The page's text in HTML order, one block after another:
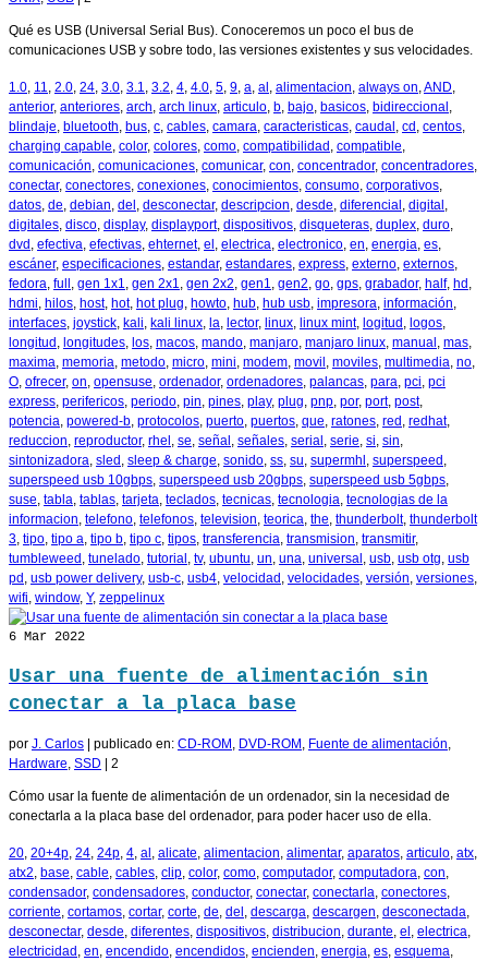
Qué es USB (Universal Serial Bus). Conoceremos un poco el bus de
comunicaciones USB y sobre todo, las versiones existentes y sus velocidades.
1.0, 11, 2.0, 24, 3.0, 3.1, 3.2, 4, 4.0, 5, 9, a, al , alimentacion, always on,AND,
anterior, anteriores, arch, arch linux, articulo, b, bajo, basicos, bidireccional ,
blindaje, bluetooth, bus, c, cables, camara, caracteristicas, caudal , cd , centos,
charging capable, color, colores, como, compatibilidad , compatible,
comunicación, comunicaciones, comunicar, con, concentrador, concentradores,
conectar, conectores, conexiones, conocimientos, consumo, corporativos,
datos, de, debian, del , desconectar, descripcion, desde, diferencial , digital ,
digitales, disco, display, displayport, dispositivos, disqueteras, duplex, duro,
dvd , efectiva, efectivas, ehternet, el , electrica, electronico, en, energia, es,
escáner, especificaciones, estandar, estandares, express, externo, externos,
fedora, full , gen 1x1, gen 2x1, gen 2x2, gen1, gen2, go, gps, grabador, half, hd ,
hdmi, hilos, host, hot, hot plug, howto, hub, hub usb, impresora, información,
interfaces, joystick, kali, kali linux, la, lector, linux, linux mint, logitud , logos,
longitud , longitudes, los, macos, mando, manjaro, manjaro linux, manual , mas,
maxima, memoria, metodo, micro, mini, modem, movil , moviles, multimedia, no,
O, ofrecer, on, opensuse, ordenador, ordenadores, palancas, para, pci, pci
express, perifericos, periodo, pin, pines, play, plug, pnp, por, port, post,
potencia, powered-b, protocolos, puerto, puertos, que, ratones, red , redhat,
reduccion, reproductor, rhel , se, señal , señales, serial , serie, si, sin,
sintonizadora, sled , sleep & charge, sonido, ss, su, supermhl , superspeed ,
superspeed usb 10gbps, superspeed usb 20gbps, superspeed usb 5gbps,
suse, tabla, tablas, tarjeta, teclados, tecnicas, tecnologia, tecnologias de la
informacion, telefono, telefonos, television, teorica, the, thunderbolt, thunderbolt
3, tipo, tipo a, tipo b, tipo c, tipos, transferencia, transmision, transmitir,
tumbleweed , tunelado, tutorial , tv, ubuntu, un, una, universal , usb, usb otg, usb
pd , usb power delivery, usb-c, usb4, velocidad , velocidades, versión, versiones,
wifi, window, Y, zeppelinux
6 Mar 2022
Usar una fuente de alimentación sin
conectar a la placa base
por J. Carlos | publicado en: CD-ROM DVD-ROM Fuente de alimentación
Hardware SSD | 2
Cómo usar la fuente de alimentación de un ordenador, sin la necesidad de
conectarla a la placa base del ordenador, para poder hacer uso de ella.
20 20+4p 24 24p 4 al alicate alimentacion alimentar, aparatos articulo atx
atx2 base cable cables clip color, como computador, computadora con
condensador, condensadores conductor, conectar, conectarla conectores
corriente cortamos cortar, corte de del descarga descargen desconectada
desconectar, desde diferentes dispositivos distribucion durante el electrica
electricidad en encendido encendidos encienden energia es esquema